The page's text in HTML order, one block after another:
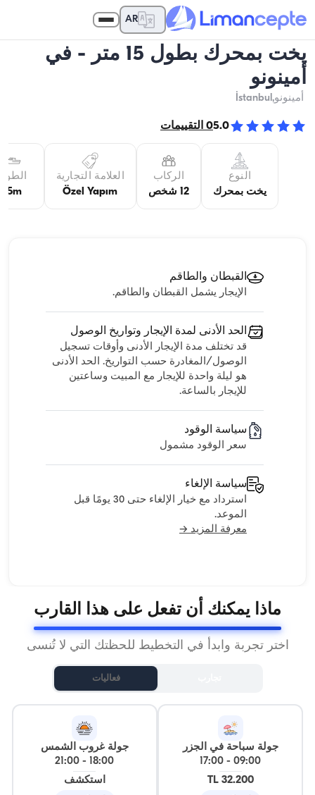
AR
يخت بمحرك بطول 15 متر - في
أمينونو
أمينونو,İstanbul
5.0
0 التقييمات
النوع
يخت بمحرك
الركاب
12 شخص
العلامة التجارية
Özel Yapım
15m
القبطان والطاقم
الإيجار يشمل القبطان والطاقم.
الحد الأدنى لمدة الإيجار وتواريخ الوصول
قد تختلف مدة الإيجار الأدنى وأوقات تسجيل
الوصول/المغادرة حسب التواريخ. الحد الأدنى
هو ليلة واحدة للإيجار مع المبيت وساعتين
للإيجار بالساعة.
سياسة الوقود
سعر الوقود مشمول
سياسة الإلغاء
استرداد مع خيار الإلغاء حتى 30 يومًا قبل
الموعد.
معرفة المزيد →
ماذا يمكنك أن تفعل على هذا القارب
اختر تجربة وابدأ في التخطيط للحظتك التي لا تُنسى
فعاليات
جولة سباحة في الجزر
09:00
-
17:00
32.200 TL
جولة غروب الشمس
18:00
-
21:00
استكشف